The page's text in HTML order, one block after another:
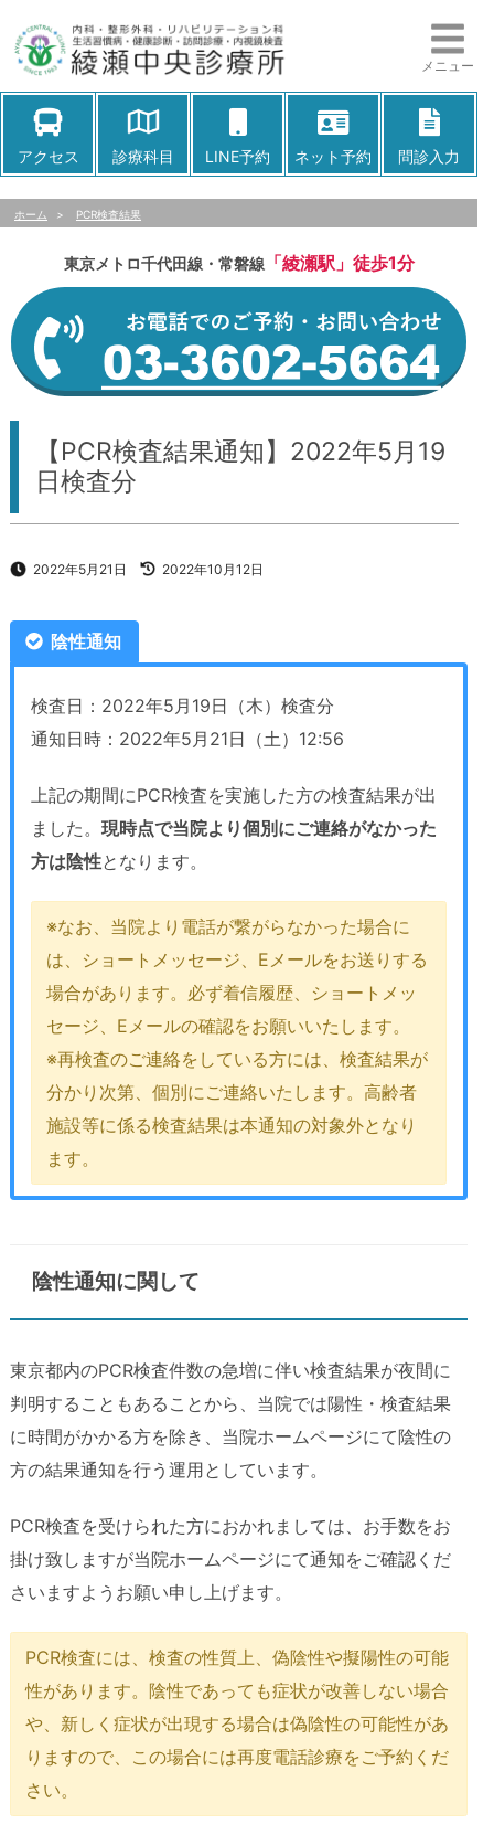
メニュー
アクセス 診療科目 LINE予約 ネット予約 問診入力
ホーム > PCR検査結果
東京メトロ千代田線・常磐線「綾瀬駅」徒歩1分
【PCR検査結果通知】2022年5月19
日検査分
2022年5月21日 2022年10月12日
陰性通知
検査日：2022年5月19日（木）検査分
通知日時：2022年5月21日（土）12:56
上記の期間にPCR検査を実施した方の検査結果が出
ました。 現時点で当院より個別にご連絡がなかった
方は陰性となります。
※なお、当院より電話が繋がらなかった場合に
は、ショートメッセージ、Eメールをお送りする
場合があります。必ず着信履歴、ショートメッ
セージ、Eメールの確認をお願いいたします。
※再検査のご連絡をしている方には、検査結果が
分かり次第、個別にご連絡いたします。高齢者
施設等に係る検査結果は本通知の対象外となり
ます。
陰性通知に関して
東京都内のPCR検査件数の急増に伴い検査結果が夜間に
判明することもあることから、当院では陽性・検査結果
に時間がかかる方を除き、当院ホームページにて陰性の
方の結果通知を行う運用としています。
PCR検査を受けられた方におかれましては、お手数をお
掛け致しますが当院ホームページにて通知をご確認くだ
さいますようお願い申し上げます。
PCR検査には、検査の性質上、偽陰性や擬陽性の可能
性があります。陰性であっても症状が改善しない場合
や、新しく症状が出現する場合は偽陰性の可能性があ
りますので、この場合には再度電話診療をご予約くだ
さい。